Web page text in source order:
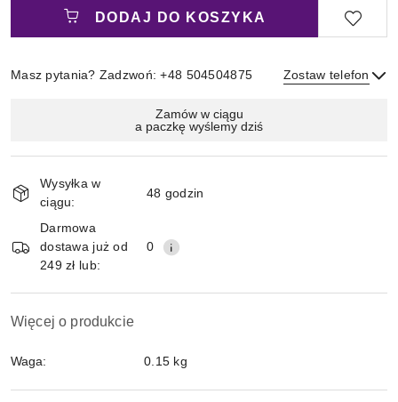
DODAJ DO KOSZYKA
Masz pytania? Zadzwoń: +48 504504875 Zostaw telefon
Wyślij
dostawa
Zamów w ciągu
a paczkę wyślemy dziś
Wysyłka w
ciągu:
48 godzin
Darmowa
dostawa już od
249 zł lub:
0
Więcej o produkcie
Waga: 0.15 kg